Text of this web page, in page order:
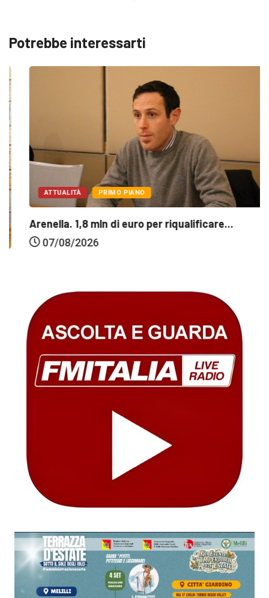
Potrebbe interessarti
ATTUALITÀ PRIMO PIANO
Arenella. 1,8 mln di euro per riqualificare...
07/08/2026